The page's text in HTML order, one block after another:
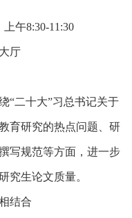
午8:30-11:30
厅
“二十大”习总书记关于
育研究的热点问题、研
写规范等方面，进一步
究生论文质量。
结合